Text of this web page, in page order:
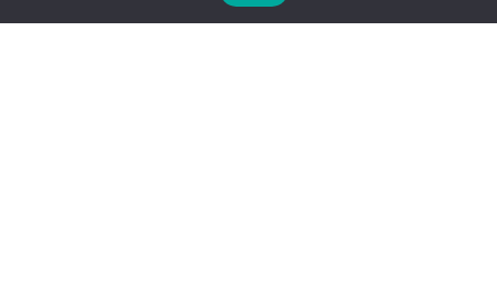
หน้าแรก
ดูรายการที่ขอใบเสนอราคา